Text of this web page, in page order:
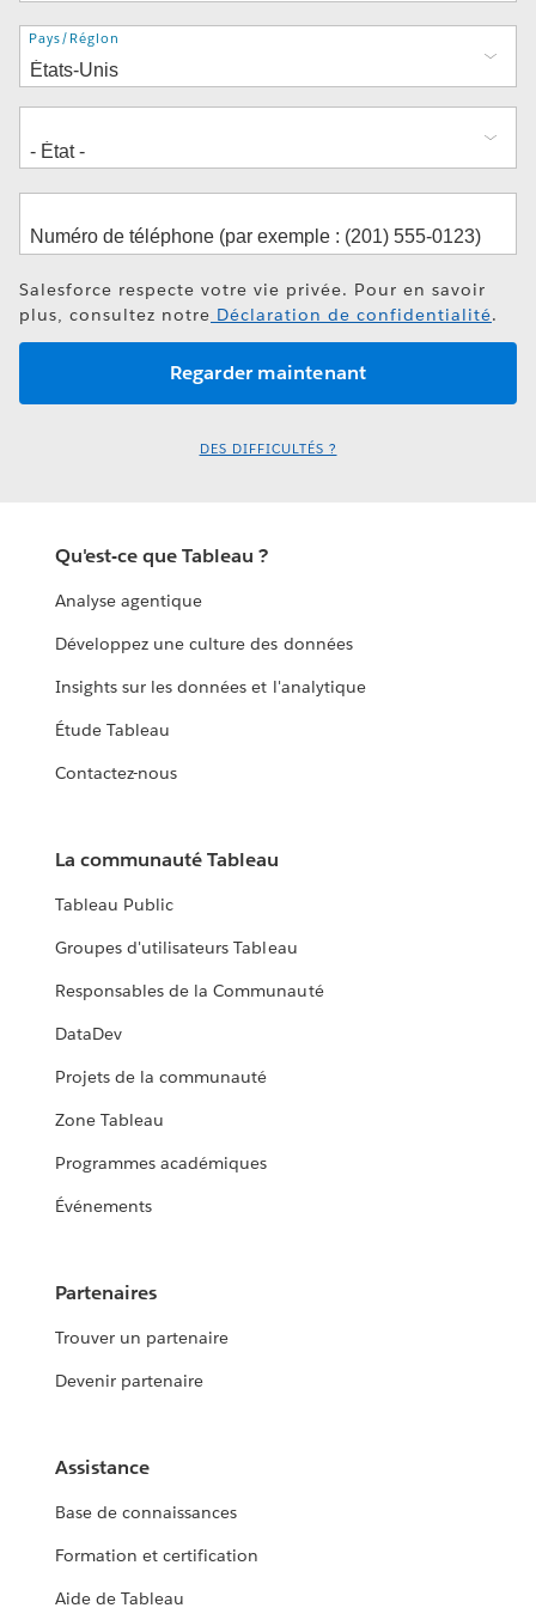
Adresse
Pays/Région
Salesforce respecte votre vie privée. Pour en savoir
plus, consultez notre Déclaration de confidentialité.
DES DIFFICULTÉS ?
Qu'est-ce que Tableau ?
Analyse agentique
Développez une culture des données
Insights sur les données et l'analytique
Étude Tableau
Contactez-nous
La communauté Tableau
Tableau Public
Groupes d'utilisateurs Tableau
Responsables de la Communauté
DataDev
Projets de la communauté
Zone Tableau
Programmes académiques
Événements
Partenaires
Trouver un partenaire
Devenir partenaire
Assistance
Base de connaissances
Formation et certification
Aide de Tableau